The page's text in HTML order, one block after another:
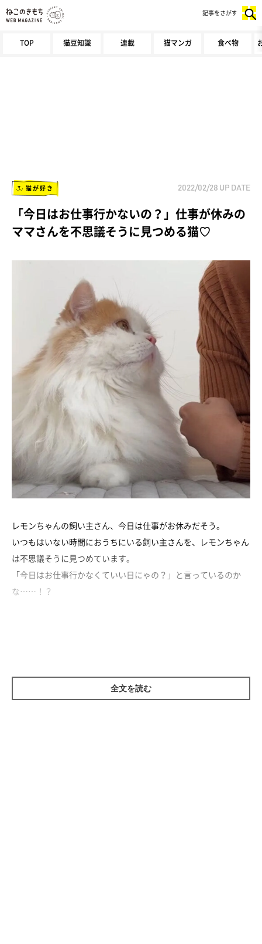
TOP 猫豆知識 連載 猫マンガ 食べ物
記事をさがす
猫が好き 2022/02/28 UP DATE
「今日はお仕事行かないの？」仕事が休みの
ママさんを不思議そうに見つめる猫♡
レモンちゃんの飼い主さん、今日は仕事がお休みだそう。
いつもはいない時間におうちにいる飼い主さんを、レモンちゃん
は不思議そうに見つめています。
「今日はお仕事行かなくていい日にゃの？」と言っているのか
な……！？
全文を読む